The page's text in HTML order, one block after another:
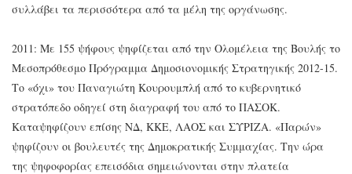
συλλάβει τα περισσότερα από τα μέλη της οργάνωσης.
2011: Με 155 ψήφους ψηφίζεται από την Ολομέλεια της Βουλής το
Μεσοπρόθεσμο Πρόγραμμα Δημοσιονομικής Στρατηγικής 2012-15.
Το «όχι» του Παναγιώτη Κουρουμπλή από το κυβερνητικό
στρατόπεδο οδηγεί στη διαγραφή του από το ΠΑΣΟΚ.
Καταψηφίζουν επίσης ΝΔ, ΚΚΕ, ΛΑΟΣ και ΣΥΡΙΖΑ. «Παρών»
ψηφίζουν οι βουλευτές της Δημοκρατικής Συμμαχίας. Την ώρα
της ψηφοφορίας επεισόδια σημειώνονται στην πλατεία